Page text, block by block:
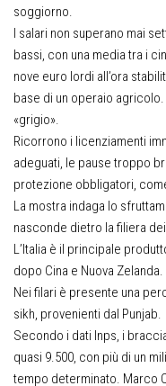
soggiorno.
I salari non superano mai
bassi, con una media tra i
nove euro lordi all’ora
base di un operaio
«grigio».
Ricorrono i licenziamenti
adeguati, le pause troppo
protezione obbligatori,
La mostra indaga lo
nasconde dietro la filiera
L’Italia è il principale
dopo Cina e Nuova Zelanda.
Nei filari è presente una
sikh, provenienti dal Punjab.
Secondo i dati Inps, i
quasi 9.500, con più di un
tempo determinato. Marco